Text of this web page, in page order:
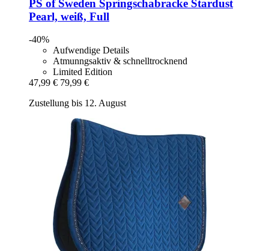
PS of Sweden Springschabracke Stardust
Pearl, weiß, Full
-40%
Aufwendige Details
Atmunngsaktiv & schnelltrocknend
Limited Edition
47,99 € 79,99 €
Zustellung bis 12. August